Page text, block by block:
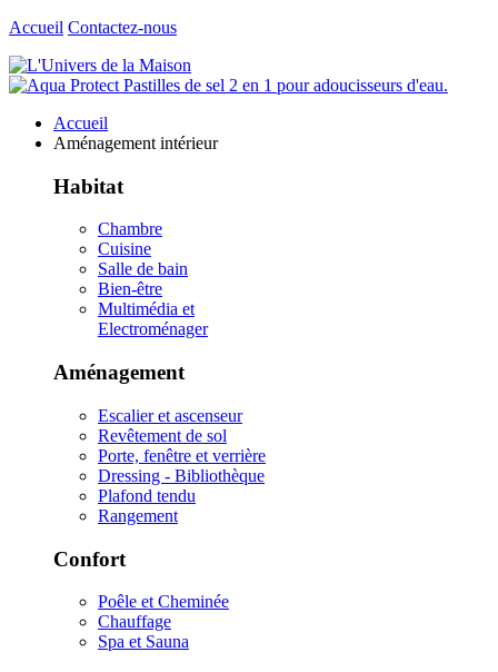
Accueil Contactez-nous
Accueil
Aménagement intérieur
Habitat
Chambre
Cuisine
Salle de bain
Bien-être
Multimédia et
Electroménager
Aménagement
Escalier et ascenseur
Revêtement de sol
Porte, fenêtre et verrière
Dressing - Bibliothèque
Plafond tendu
Rangement
Confort
Poêle et Cheminée
Chauffage
Spa et Sauna